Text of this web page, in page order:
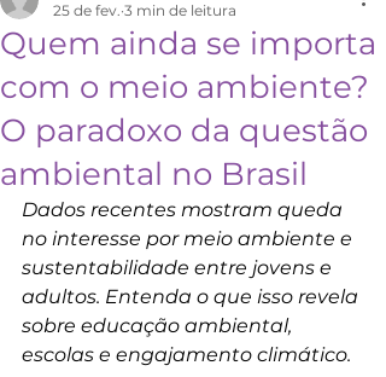
Quem ainda se importa
com o meio ambiente?
O paradoxo da questão
ambiental no Brasil
25 de fev. 3 min de leitura
Dados recentes mostram queda
no interesse por meio ambiente e
sustentabilidade entre jovens e
adultos. Entenda o que isso revela
sobre educação ambiental,
escolas e engajamento climático.